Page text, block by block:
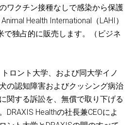
ワクチン接種なしで感染から保護
Health International（LAHI）
で独占的に販売します。（ビジネ
トロント大学、および同大学イノ
の認知障害およびクッシング病治
関する訴訟を、無償で取り下げる
DRAXIS Healthの社長兼CEOによ